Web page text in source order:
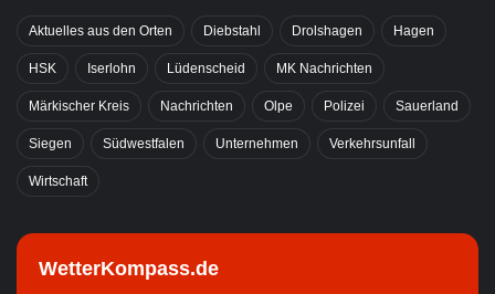
Aktuelles aus den Orten Diebstahl Drolshagen Hagen
HSK Iserlohn Lüdenscheid MK Nachrichten
Märkischer Kreis Nachrichten Olpe Polizei Sauerland
Siegen Südwestfalen Unternehmen Verkehrsunfall
Wirtschaft
WetterKompass.de